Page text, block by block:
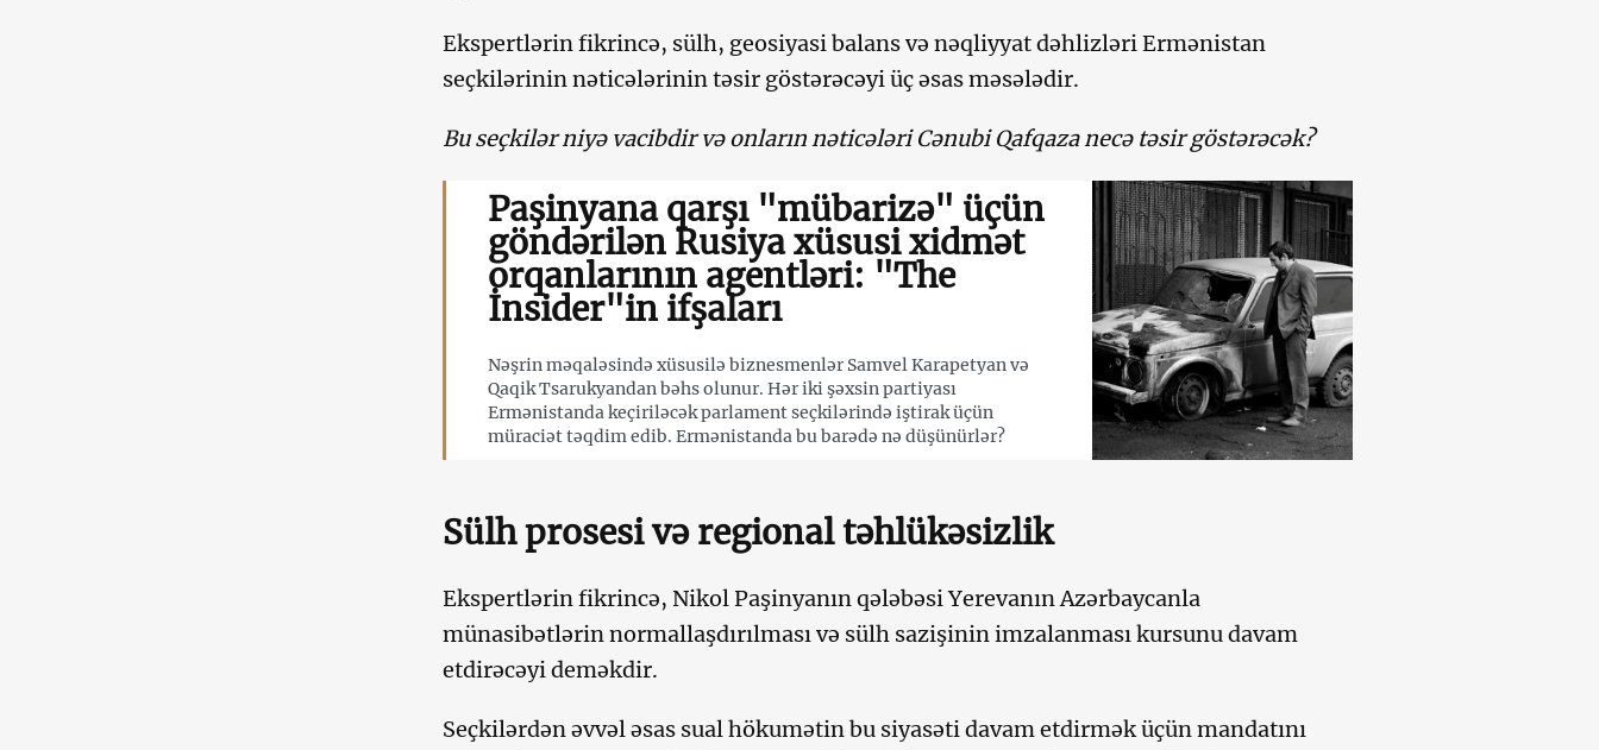
Ekspertlərin fikrincə, sülh, geosiyasi balans və nəqliyyat dəhlizləri Ermənistan
seçkilərinin nəticələrinin təsir göstərəcəyi üç əsas məsələdir.
Bu seçkilər niyə vacibdir və onların nəticələri Cənubi Qafqaza necə təsir göstərəcək?
Paşinyana qarşı "mübarizə" üçün
göndərilən Rusiya xüsusi xidmət
orqanlarının agentləri: "The
İnsider"in ifşaları
Nəşrin məqaləsində xüsusilə biznesmenlər Samvel Karapetyan və
Qaqik Tsarukyandan bəhs olunur. Hər iki şəxsin partiyası
Ermənistanda keçiriləcək parlament seçkilərində iştirak üçün
müraciət təqdim edib. Ermənistanda bu barədə nə düşünürlər?
Sülh prosesi və regional təhlükəsizlik
Ekspertlərin fikrincə, Nikol Paşinyanın qələbəsi Yerevanın Azərbaycanla
münasibətlərin normallaşdırılması və sülh sazişinin imzalanması kursunu davam
etdirəcəyi deməkdir.
Seçkilərdən əvvəl əsas sual hökumətin bu siyasəti davam etdirmək üçün mandatını